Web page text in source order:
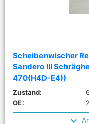
Scheibenwischer
Sandero III
470(H4D-E4))
Zustand:
OE: